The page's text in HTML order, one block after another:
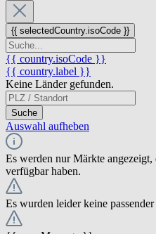
{{ selectedCountry.isoCode }}
{{ country.isoCode }}
{{ country.label }}
Keine Länder gefunden.
Suche
Auswahl aufheben
Es werden nur Märkte
verfügbar haben.
Es wurden leider keine